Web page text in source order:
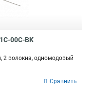
00C-BK
2 волокна, одномодовый
Сравнить